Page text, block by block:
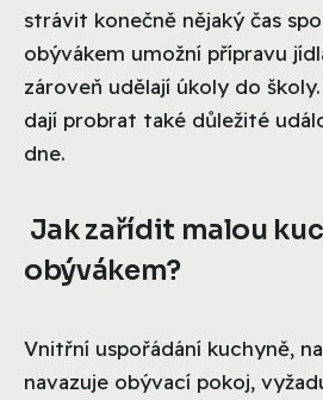
strávit konečně nějaký čas
obývákem umožní přípravu
zároveň udělají úkoly do
dají probrat také důležité
dne.
Jak zařídit malou
obývákem?
Vnitřní uspořádání kuchyně,
navazuje obývací pokoj,